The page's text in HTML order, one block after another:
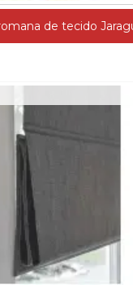
de tecido